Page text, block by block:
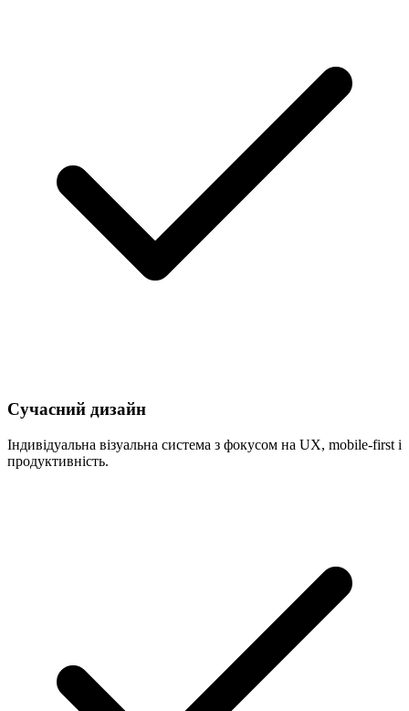
Сучасний дизайн
Індивідуальна візуальна система з фокусом на UX, mobile-first і
продуктивність.